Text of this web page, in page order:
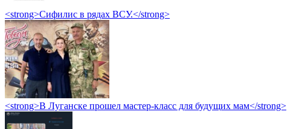
<strong>Сифилис в рядах ВСУ.</strong>
<strong>В Луганске прошел мастер-класс для будущих мам</strong>